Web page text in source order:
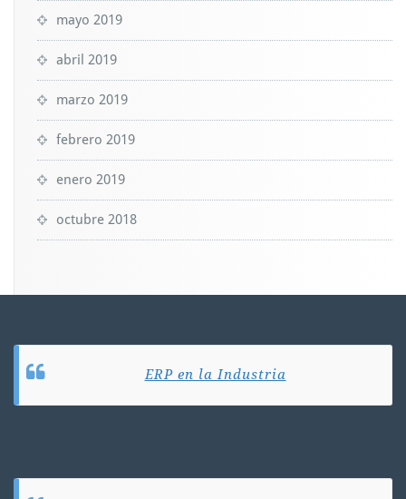
mayo 2019
abril 2019
marzo 2019
febrero 2019
enero 2019
octubre 2018
ERP en la Industria